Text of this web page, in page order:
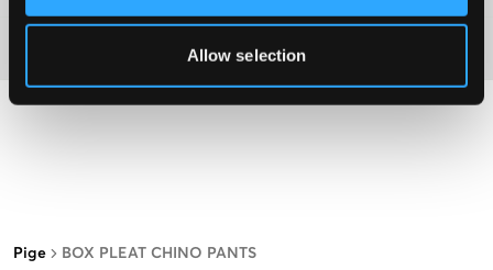
Allow selection
Pige BOX PLEAT CHINO PANTS